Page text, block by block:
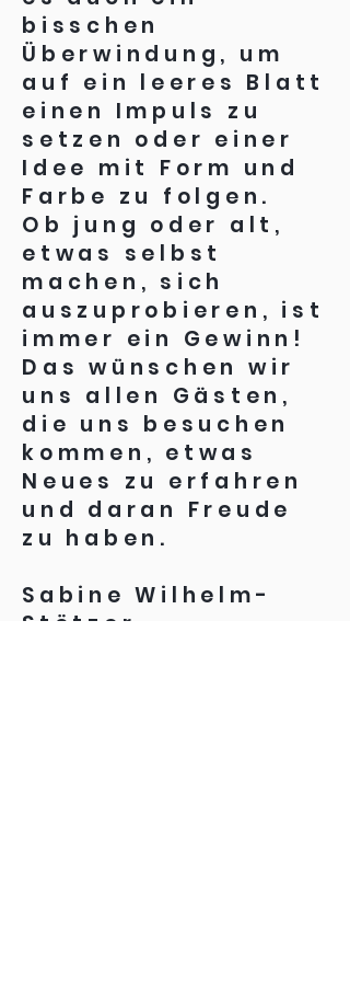
bisschen
Überwindung, um
auf ein leeres Blatt
einen Impuls zu
setzen oder einer
Idee mit Form und
Farbe zu folgen.
​Ob jung oder alt,
etwas selbst
machen, sich
auszuprobieren, ist
immer ein Gewinn!
Das wünschen wir
uns allen Gästen,
die uns besuchen
kommen, etwas
Neues zu erfahren
und daran Freude
zu haben.
Sabine Wilhelm-
Stötzer